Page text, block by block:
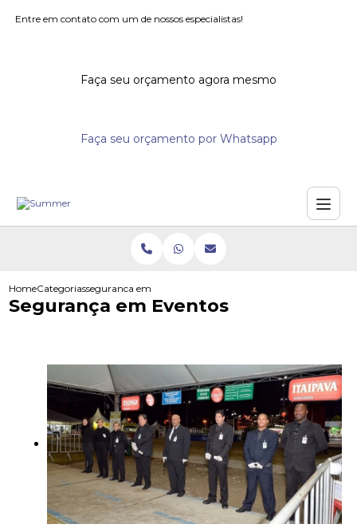
Entre em contato com um de nossos especialistas!
Faça seu orçamento agora mesmo
Faça seu orçamento por Whatsapp
HomeCategoriasseguranca em eventos
Segurança em Eventos